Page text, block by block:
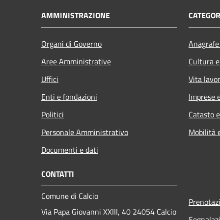
AMMINISTRAZIONE
Organi di Governo
Aree Amministrative
Uffici
Enti e fondazioni
Politici
Personale Amministrativo
Documenti e dati
Cultura
Vita
Imprese
Catasto
Mobilità
CONTATTI
Comune di Calcio
Via Papa Giovanni XXIII, 40 24054 Calcio